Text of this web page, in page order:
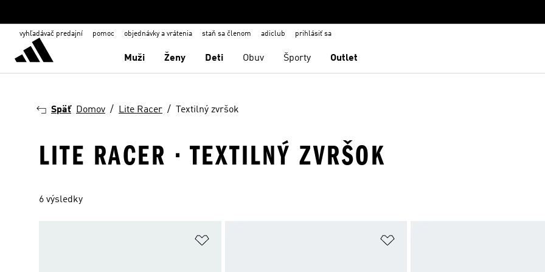
vyhľadávač predajní pomoc objednávky a vrátenia staň sa členom adiclub prihlásiť sa
Muži Ženy Deti Obuv Športy Outlet
Späť Domov Lite Racer Textilný zvršok
LITE RACER · TEXTILNÝ ZVRŠOK
6 výsledky